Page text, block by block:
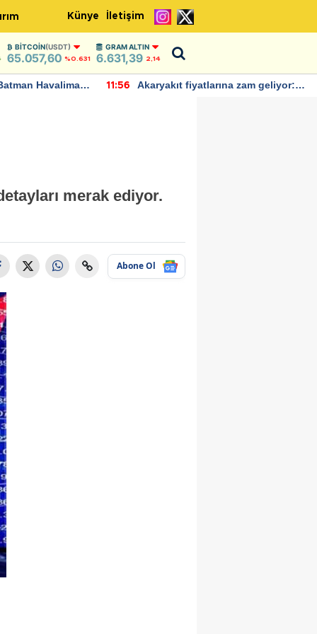
Künye İletişim
BITCOIN(USDT)
65.057,60 %0.631
GRAM ALTIN
6.631,39 2,14
Havalimanı
11:56
Akaryakıt fiyatlarına zam geliyor:
merak ediyor.
Abone Ol